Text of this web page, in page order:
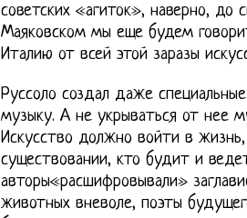
советских «агиток», наверно, до
Маяковском мы еще будем
Италию от всей этой заразы
Руссоло создал даже
музыку. А не укрываться от нее
Искусство должно войти в
существовании, кто будит и
авторы«расшифровывали»
животных вневоле, поэты